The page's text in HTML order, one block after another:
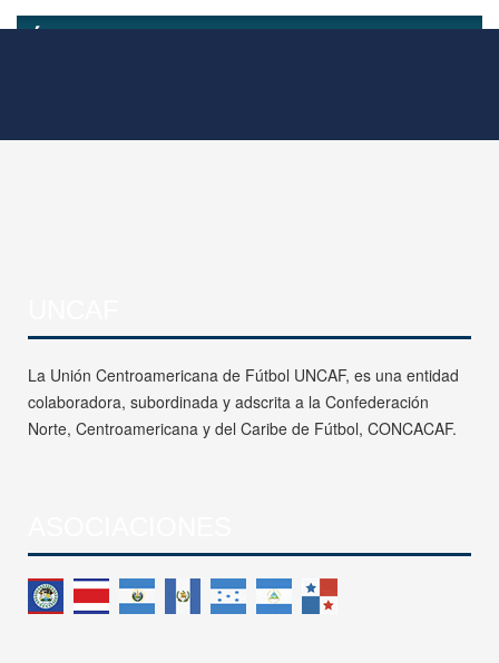
La Unión Centroamericana de Fútbol UNCAF, es una entidad
colaboradora, subordinada y adscrita a la Confederación
Norte, Centroamericana y del Caribe de Fútbol, CONCACAF.